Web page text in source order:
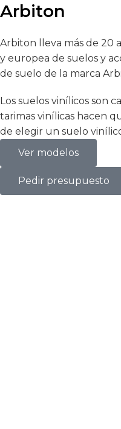
Arbiton
Arbiton lleva más de 20
y europea de suelos y
de suelo de la marca
Los suelos vinílicos son
tarimas vinílicas hacen
de elegir un suelo
Ver modelos
Pedir presupuesto